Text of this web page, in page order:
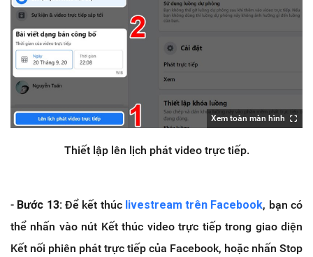
Xem toàn màn hình
Thiết lập lên lịch phát video trực tiếp.
- Bước 13:Để kết thúc livestream trên Facebook, bạn có
thể nhấn vào nút Kết thúc video trực tiếp trong giao diện
Kết nối phiên phát trực tiếp của Facebook, hoặc nhấn Stop